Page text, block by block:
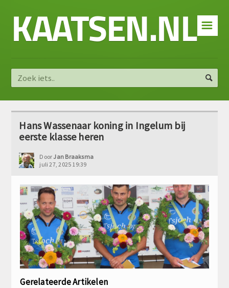
☰
KAATSEN.NL
Hans Wassenaar koning in Ingelum bij
eerste klasse heren
DoorJan Braaksma
juli 27, 2025 19:39
Gerelateerde Artikelen